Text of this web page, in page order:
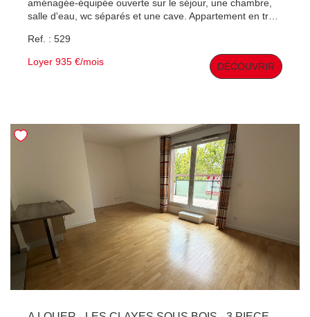
aménagée-équipée ouverte sur le séjour, une chambre,
salle d'eau, wc séparés et une cave. Appartement en très
Ref. : 529
Loyer 935 €/mois DÉCOUVRIR